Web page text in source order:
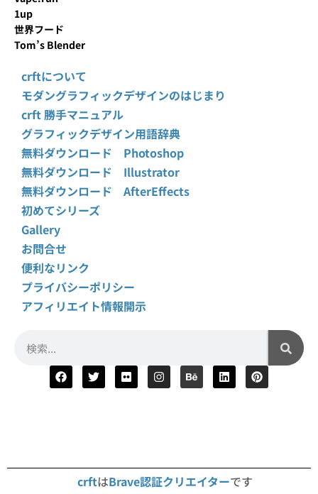
1up
世界フード
Tom’s Blender
crftについて
モダングラフィックデザインのはじまり
crft 勝手マニュアル
グラフィックデザイン用語辞典
無料ダウンロード Photoshop
無料ダウンロード Illustrator
無料ダウンロード AfterEffects
初めてシリーズ
Gallery
お問合せ
便利なリンク
プライバシーポリシー
アフィリエイト情報開示
crftはBrave認証クリエイターです